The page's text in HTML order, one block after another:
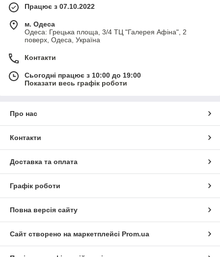
Працює з 07.10.2022
м. Одеса
Одеса: Грецька площа, 3/4 ТЦ "Галерея Афіна", 2
поверх, Одеса, Україна
Контакти
Сьогодні працює з 10:00 до 19:00
Показати весь графік роботи
Про нас
Контакти
Доставка та оплата
Графік роботи
Повна версія сайту
Сайт створено на маркетплейсі Prom.ua